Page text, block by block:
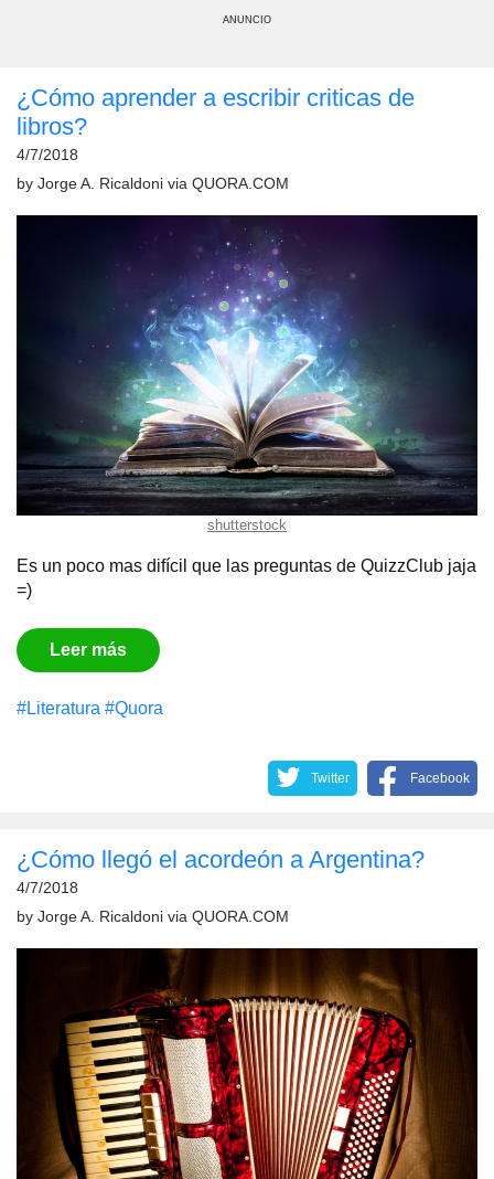
ANUNCIO
¿Cómo aprender a escribir criticas de
libros?
4/7/2018
by Jorge A. Ricaldoni via QUORA.COM
shutterstock
Es un poco mas difícil que las preguntas de QuizzClub jaja
=)
Leer más
#Literatura #Quora
Twitter Facebook
¿Cómo llegó el acordeón a Argentina?
4/7/2018
by Jorge A. Ricaldoni via QUORA.COM